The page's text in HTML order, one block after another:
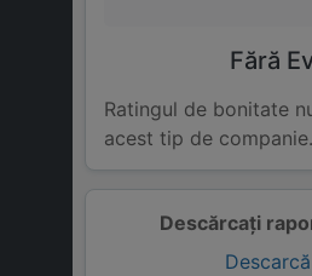
Descărcați
Fără
Ratingul de bonitate
acest tip de companie.